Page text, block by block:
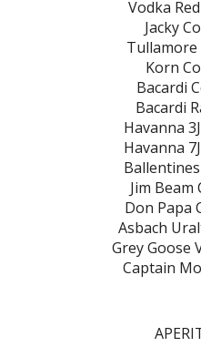
Vodka
Jacky
Korn
Bacardi
Bacardi
Havanna
Havanna
Jim
Don Papa
Asbach
Grey Goose
Captain